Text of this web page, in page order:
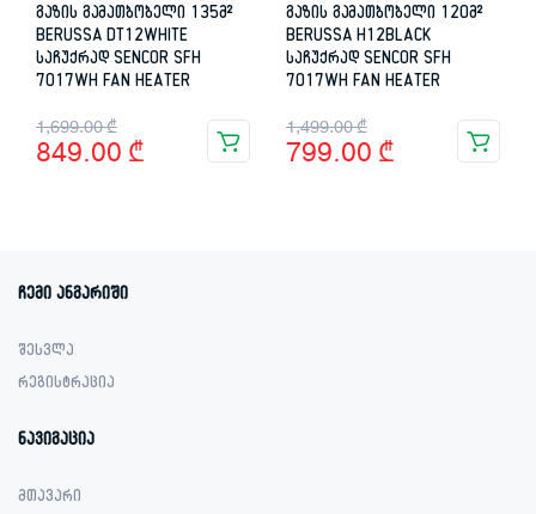
გაზის გამათბობელი 135მ²
BERUSSA DT12WHITE
საჩუქრად SENCOR SFH
7017WH FAN HEATER
1,699.00₾
Original
price
849.00 ₾
Current
price
გაზის გამათბობელი 120მ²
BERUSSA H12BLACK
საჩუქრად SENCOR SFH
7017WH FAN HEATER
1,499.00₾
Original
price
799.00 ₾
Current
price
ჩემი ანგარიში
შესვლა
რეგისტრაცია
ნავიგაცია
მთავარი